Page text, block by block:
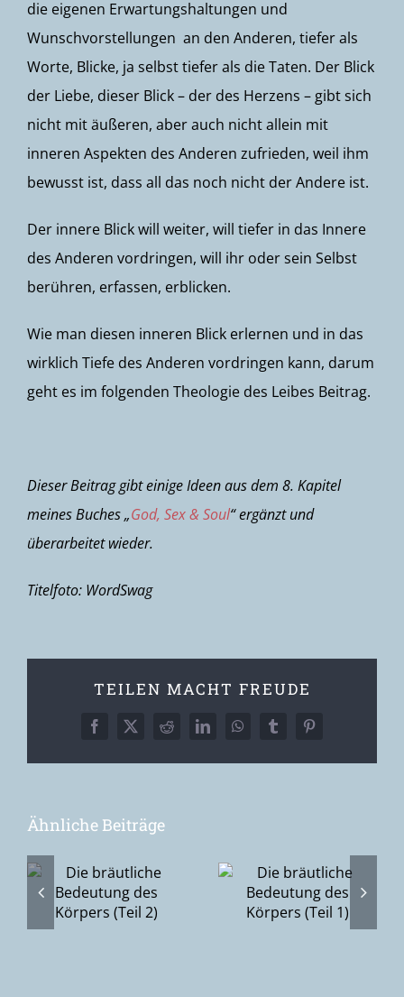
die eigenen Erwartungshaltungen und
Wunschvorstellungen an den Anderen, tiefer als
Worte, Blicke, ja selbst tiefer als die Taten. Der Blick
der Liebe, dieser Blick – der des Herzens – gibt sich
nicht mit äußeren, aber auch nicht allein mit
inneren Aspekten des Anderen zufrieden, weil ihm
bewusst ist, dass all das noch nicht der Andere ist.
Der innere Blick will weiter, will tiefer in das Innere
des Anderen vordringen, will ihr oder sein Selbst
berühren, erfassen, erblicken.
Wie man diesen inneren Blick erlernen und in das
wirklich Tiefe des Anderen vordringen kann, darum
geht es im folgenden Theologie des Leibes Beitrag.
Dieser Beitrag gibt einige Ideen aus dem 8. Kapitel
meines Buches „God, Sex & Soul“ ergänzt und
überarbeitet wieder.
Titelfoto: WordSwag
TEILEN MACHT FREUDE
Facebook
X RedditLinkedInWhatsAppTumblrPinterest
Ähnliche Beiträge
Die bräutliche
Bedeutung
des Körpers
Scham (2):
Vom
Zudecken hin